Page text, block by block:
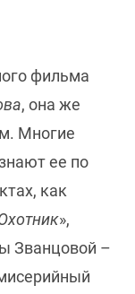
фильма
, она же
Многие
ее по
как
»,
Званцовой –